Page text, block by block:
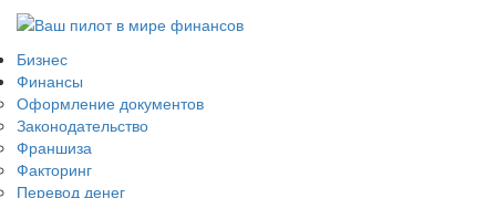
Бизнес
Финансы
Оформление документов
Законодательство
Франшиза
Факторинг
Перевод денег